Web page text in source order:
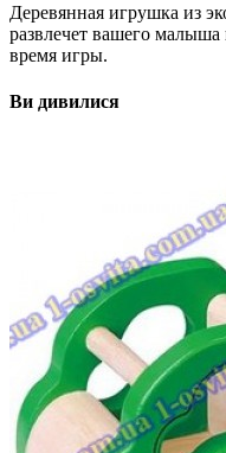
Деревянная игрушка из
развлечет вашего
время игры.
Ви дивилися